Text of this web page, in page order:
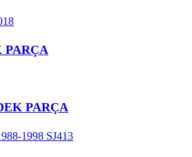
PARÇA
PARÇA
1998 SJ413